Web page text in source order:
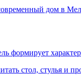
дом в
формирует
стол, стулья и